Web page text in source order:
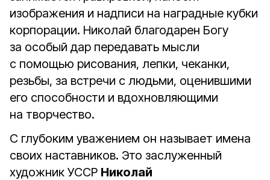
изображения и надписи на наградные кубки
корпорации. Николай благодарен Богу
за особый дар передавать мысли
с помощью рисования, лепки, чеканки,
резьбы, за встречи с людьми, оценившими
его способности и вдохновляющими
на творчество.
С глубоким уважением он называет имена
своих наставников. Это заслуженный
художник УССР Николай